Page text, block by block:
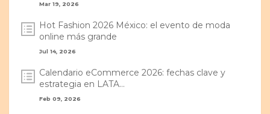
Mar 19, 2026
Hot Fashion 2026 México: el evento de moda
online más grande
Jul 14, 2026
Calendario eCommerce 2026: fechas clave y
estrategia en LATA...
Feb 09, 2026